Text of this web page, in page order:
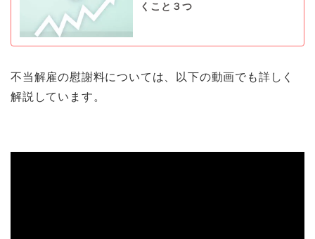
くこと３つ
不当解雇の慰謝料については、以下の動画でも詳しく
解説しています。